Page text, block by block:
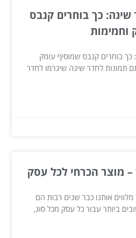
שינה: כך בוחרים קנבס
וחמימות
כך בוחרים קנבס שמוסיף עומק
תמונות לחדר שינה שיגרמו לחדר
– מוצר הכרחי לכל עסק
אותנו כבר שנים רבות הם
ביותר עבור כל עסק מכל סוג,